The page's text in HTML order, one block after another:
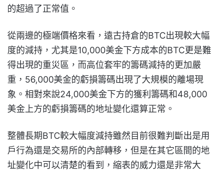
的超過了正常值。
從兩邊的極端價格來看，遠古持倉的BTC出現較大幅
度的減持，尤其是10,000美金下方成本的BTC更是難
得出現的重災區，而高位套牢的籌碼減持的更加嚴
重，56,000美金的虧損籌碼出現了大規模的離場現
象。相對來說24,000美金下方的獲利籌碼和48,000
美金上方的虧損籌碼的地址變化還算正常。
整體長期BTC較大幅度減持雖然目前很難判斷出是用
戶行為還是交易所的內部轉移，但是在其它區間的地
址變化中可以清楚的看到，縮表的威力還是非常大